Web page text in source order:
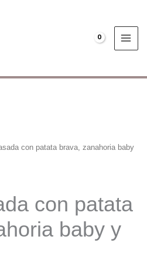
con patata brava, zanahoria baby
con patata
baby y